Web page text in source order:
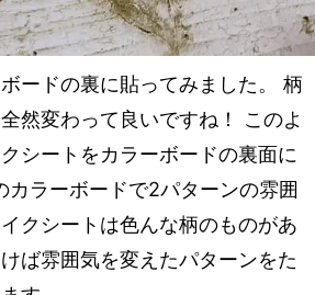
ードの裏に貼ってみました。 柄
然変わって良いですね！ このよ
シートをカラーボードの裏面に
カラーボードで2パターンの雰囲
クシートは色んな柄のものがあ
ば雰囲気を変えたパターンをた